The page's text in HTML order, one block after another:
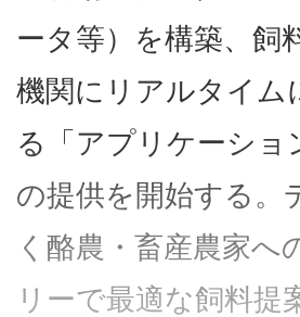
ータ等）を構築、飼
機関にリアルタイム
る「アプリケーショ
の提供を開始する。
く酪農・畜産農家へ
リーで最適な飼料提